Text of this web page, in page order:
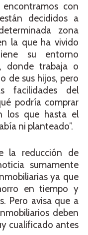
con
decididos a
zona
la que ha vivido
su entorno
donde trabaja o
de sus hijos, pero
facilidades del
podría comprar
los que hasta el
ni planteado”.
la reducción de
sumamente
ya que
en tiempo y
Pero avisa que a
deben
cualificado antes